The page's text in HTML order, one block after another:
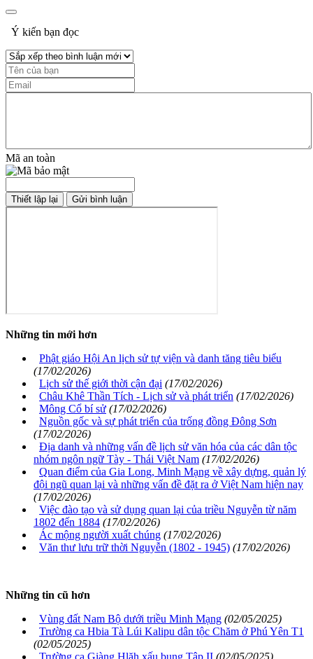
Ý kiến bạn đọc
Mã an toàn
Những tin mới hơn
Phật giáo Hội An lịch sử tự viện và danh tăng tiêu biểu
(17/02/2026)
Lịch sử thế giới thời cận đại (17/02/2026)
Châu Khê Thần Tích - Lịch sử và phát triển (17/02/2026)
Mông Cổ bí sử (17/02/2026)
Nguồn gốc và sự phát triển của trống đồng Đông Sơn
(17/02/2026)
Địa danh và những vấn đề lịch sử văn hóa của các dân tộc
nhóm ngôn ngữ Tày - Thái Việt Nam (17/02/2026)
Quan điểm của Gia Long, Minh Mạng về xây dựng, quản lý
đội ngũ quan lại và những vấn đề đặt ra ở Việt Nam hiện nay
(17/02/2026)
Việc đào tạo và sử dụng quan lại của triều Nguyễn từ năm
1802 đến 1884 (17/02/2026)
Ác mộng người xuất chúng (17/02/2026)
Văn thư lưu trữ thời Nguyễn (1802 - 1945) (17/02/2026)
Những tin cũ hơn
Vùng đất Nam Bộ dưới triều Minh Mạng (02/05/2025)
Trường ca Hbia Tà Lúi Kalipu dân tộc Chăm ở Phú Yên T1
(02/05/2025)